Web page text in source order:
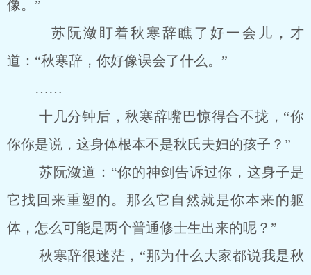
像。”
苏阮潋盯着秋寒辞瞧了好一会儿，才
道：“秋寒辞，你好像误会了什么。”
……
十几分钟后，秋寒辞嘴巴惊得合不拢，“你
你你是说，这身体根本不是秋氏夫妇的孩子？”
苏阮潋道：“你的神剑告诉过你，这身子是
它找回来重塑的。那么它自然就是你本来的躯
体，怎么可能是两个普通修士生出来的呢？”
秋寒辞很迷茫，“那为什么大家都说我是秋